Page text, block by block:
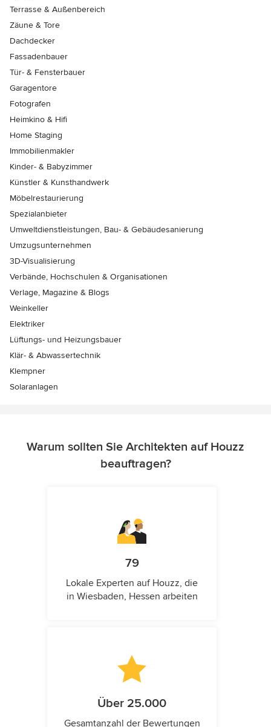
Terrasse & Außenbereich
Zäune & Tore
Dachdecker
Fassadenbauer
Tür- & Fensterbauer
Garagentore
Fotografen
Heimkino & Hifi
Home Staging
Immobilienmakler
Kinder- & Babyzimmer
Künstler & Kunsthandwerk
Möbelrestaurierung
Spezialanbieter
Umweltdienstleistungen, Bau- & Gebäudesanierung
Umzugsunternehmen
3D-Visualisierung
Verbände, Hochschulen & Organisationen
Verlage, Magazine & Blogs
Weinkeller
Elektriker
Lüftungs- und Heizungsbauer
Klär- & Abwassertechnik
Klempner
Solaranlagen
Warum sollten Sie Architekten auf Houzz
beauftragen?
79
Lokale Experten auf Houzz, die
in Wiesbaden, Hessen arbeiten
Über 25.000
Gesamtanzahl der Bewertungen